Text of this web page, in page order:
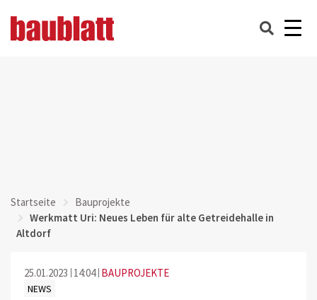
Startseite
Bauprojekte
Werkmatt Uri: Neues Leben für alte Getreidehalle in
Altdorf
25.01.2023 14:04 BAUPROJEKTE
NEWS